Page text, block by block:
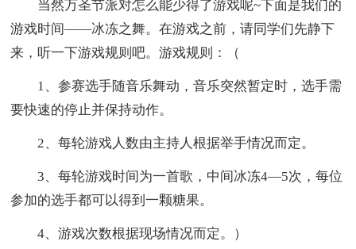
当然万圣节派对怎么能少得了游戏呢~下面是我们的
游戏时间——冰冻之舞。在游戏之前，请同学们先静下
来，听一下游戏规则吧。游戏规则：（
1、参赛选手随音乐舞动，音乐突然暂定时，选手需
要快速的停止并保持动作。
2、每轮游戏人数由主持人根据举手情况而定。
3、每轮游戏时间为一首歌，中间冰冻4—5次，每位
参加的选手都可以得到一颗糖果。
4、游戏次数根据现场情况而定。）